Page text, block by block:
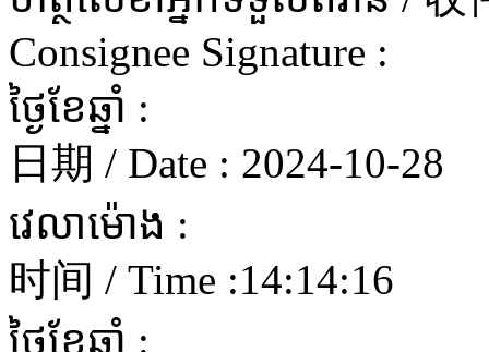
Consignee Signature :
ថ្ងៃខែឆ្នាំ :
日期 / Date : 2024-10-28
វេលាម៉ោង :
时间 / Time :14:14:16
ថ្ងៃខែឆ្នាំ :